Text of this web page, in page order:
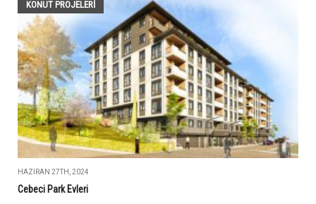
KONUT PROJELERI
HAZIRAN 27TH, 2024
Cebeci Park Evleri